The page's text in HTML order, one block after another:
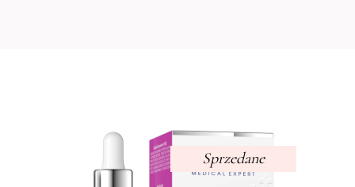
Sprzedane